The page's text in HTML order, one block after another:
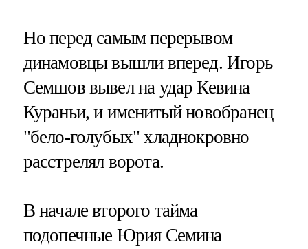
Но перед самым перерывом
динамовцы вышли вперед. Игорь
Семшов вывел на удар Кевина
Кураньи, и именитый новобранец
"бело-голубых" хладнокровно
расстрелял ворота.
В начале второго тайма
подопечные Юрия Семина